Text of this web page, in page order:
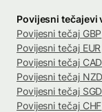
Povijesni tečajevi
Povijesni tečaj GBP
Povijesni tečaj EUR
Povijesni tečaj CAD
Povijesni tečaj NZD
Povijesni tečaj SGD
Povijesni tečaj CHF